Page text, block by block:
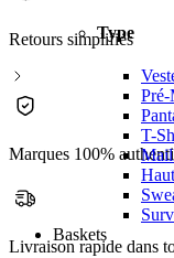
Type
Pré-
T-
Baskets
Retours simplifiés
Marques 100%
Livraison rapide dans